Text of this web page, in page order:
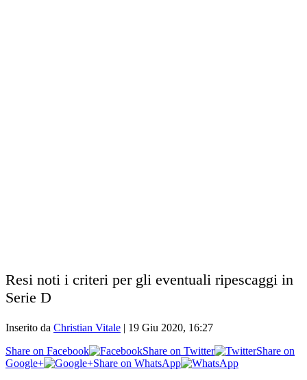
Resi noti i criteri per gli eventuali ripescaggi in
Serie D
Inserito da Christian Vitale | 19 Giu 2020, 16:27
Share on Facebook
Share on Twitter
Share on
Google+
Share on WhatsApp